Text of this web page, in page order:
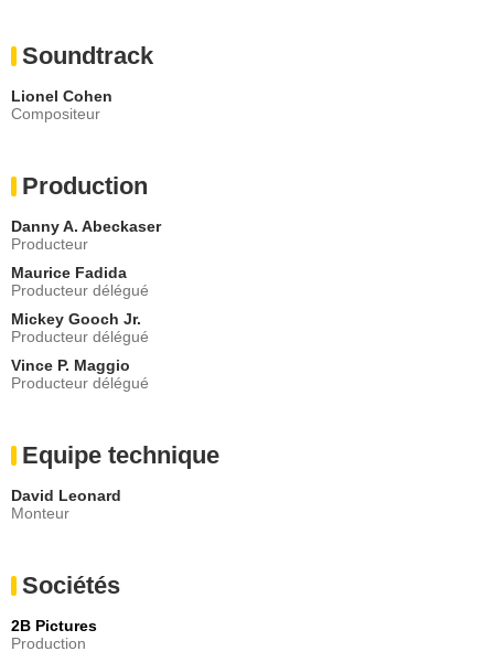
Soundtrack
Lionel Cohen
Compositeur
Production
Danny A. Abeckaser
Producteur
Maurice Fadida
Producteur délégué
Mickey Gooch Jr.
Producteur délégué
Vince P. Maggio
Producteur délégué
Equipe technique
David Leonard
Monteur
Sociétés
2B Pictures
Production